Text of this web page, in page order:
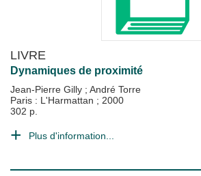
LIVRE
Dynamiques de proximité
Jean-Pierre Gilly ; André Torre
Paris : L'Harmattan ; 2000
302 p.
Plus d'information...